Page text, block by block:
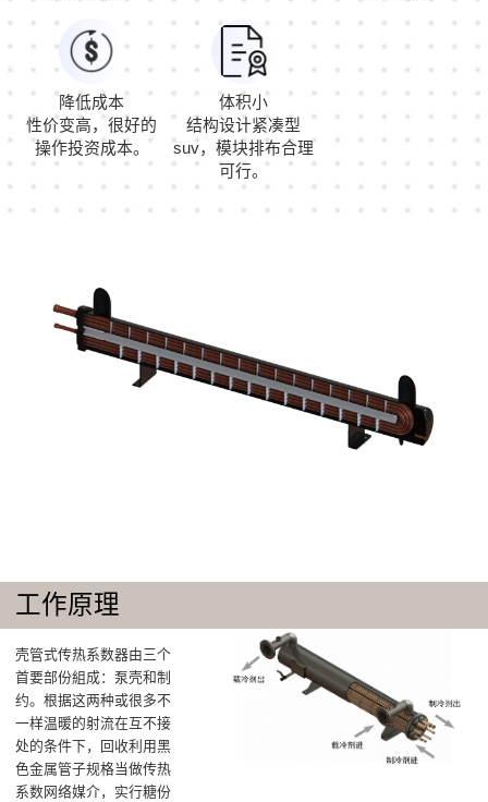
降低成本
性价变高，很好的
操作投资成本。
体积小
结构设计紧凑型
suv，模块排布合理
可行。
工作原理
壳管式传热系数器由三个
首要部份組成：泵壳和制
约。根据这两种或很多不
一样温暖的射流在互不接
处的条件下，回收利用黑
色金属管子规格当做传热
系数网络媒介，实行糖份